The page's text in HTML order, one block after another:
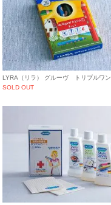
LYRA（リラ） グルーヴ トリプルワン
SOLD OUT